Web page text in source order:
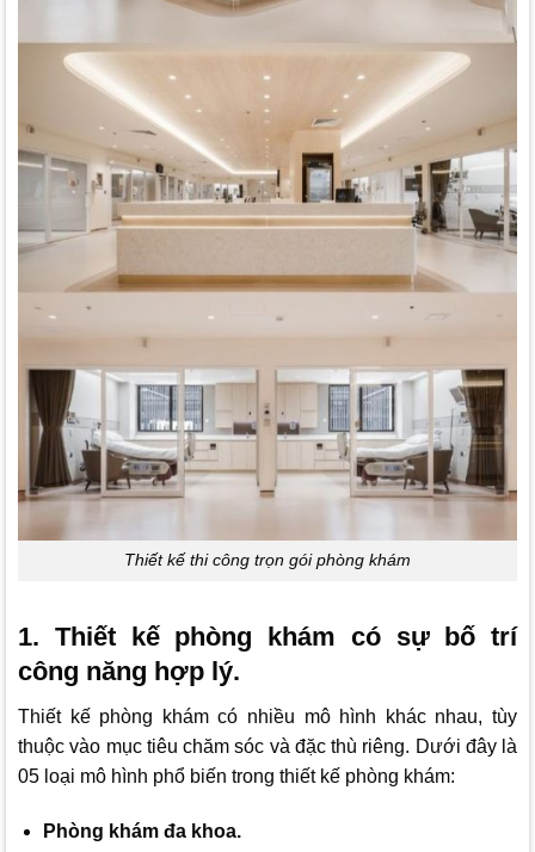
Thiết kế thi công trọn gói phòng khám
1. Thiết kế phòng khám có sự bố trí
công năng hợp lý.
Thiết kế phòng khám có nhiều mô hình khác nhau, tùy
thuộc vào mục tiêu chăm sóc và đặc thù riêng. Dưới đây là
05 loại mô hình phổ biến trong thiết kế phòng khám:
Phòng khám đa khoa.